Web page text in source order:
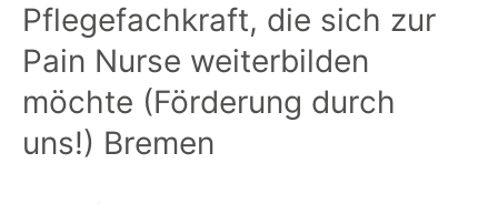
Pflegefachkraft, die sich zur
Pain Nurse weiterbilden
möchte (Förderung durch
uns!) Bremen